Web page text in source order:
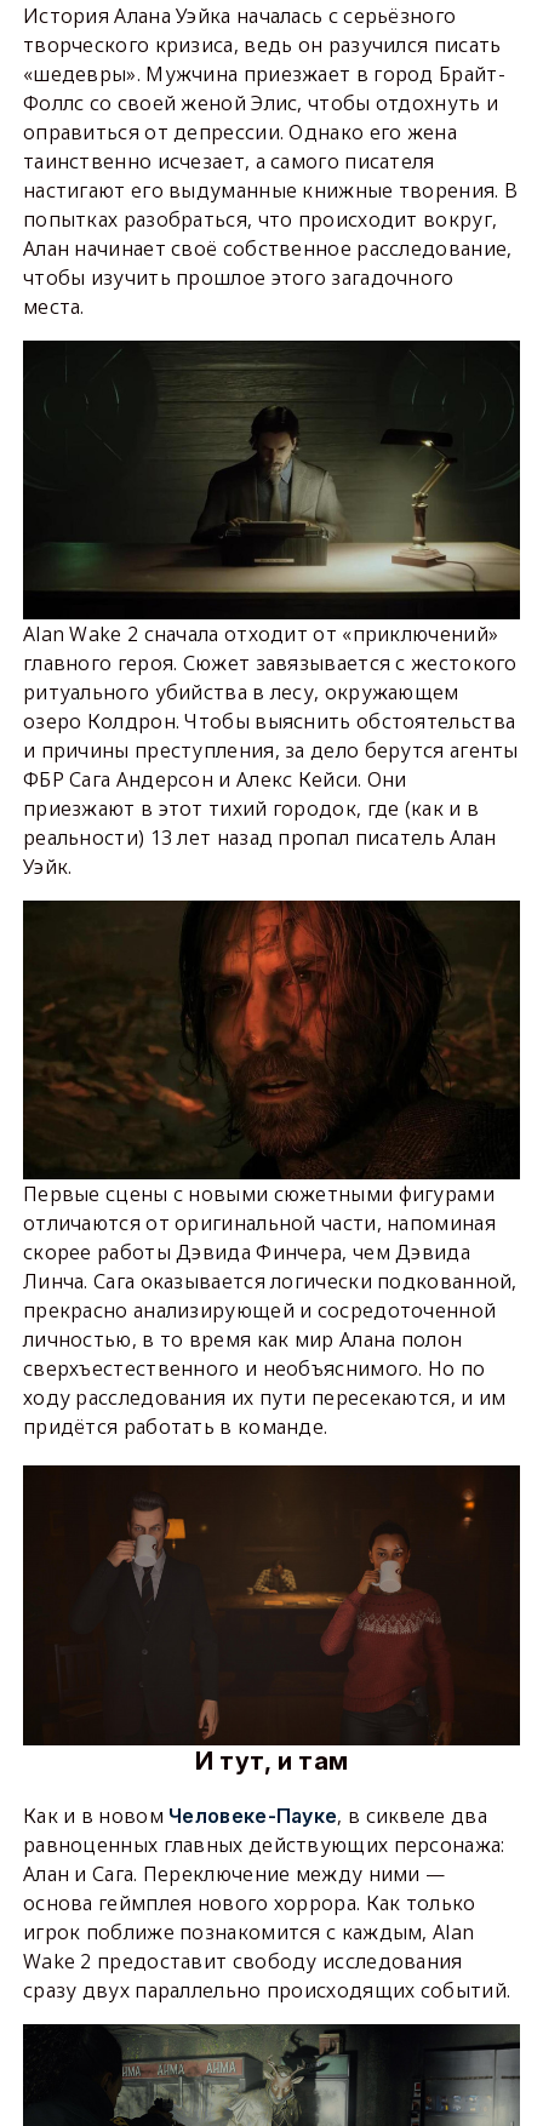
История Алана Уэйка началась с серьёзного
творческого кризиса, ведь он разучился писать
«шедевры». Мужчина приезжает в город Брайт-
Фоллс со своей женой Элис, чтобы отдохнуть и
оправиться от депрессии. Однако его жена
таинственно исчезает, а самого писателя
настигают его выдуманные книжные творения. В
попытках разобраться, что происходит вокруг,
Алан начинает своё собственное расследование,
чтобы изучить прошлое этого загадочного
места.
Alan Wake 2 сначала отходит от «приключений»
главного героя. Сюжет завязывается с жестокого
ритуального убийства в лесу, окружающем
озеро Колдрон. Чтобы выяснить обстоятельства
и причины преступления, за дело берутся агенты
ФБР Сага Андерсон и Алекс Кейси. Они
приезжают в этот тихий городок, где (как и в
реальности) 13 лет назад пропал писатель Алан
Уэйк.
Первые сцены с новыми сюжетными фигурами
отличаются от оригинальной части, напоминая
скорее работы Дэвида Финчера, чем Дэвида
Линча. Сага оказывается логически подкованной,
прекрасно анализирующей и сосредоточенной
личностью, в то время как мир Алана полон
сверхъестественного и необъяснимого. Но по
ходу расследования их пути пересекаются, и им
придётся работать в команде.
И тут, и там
Как и в новом Человеке-Пауке, в сиквеле два
равноценных главных действующих персонажа:
Алан и Сага. Переключение между ними —
основа геймплея нового хоррора. Как только
игрок поближе познакомится с каждым, Alan
Wake 2 предоставит свободу исследования
сразу двух параллельно происходящих событий.